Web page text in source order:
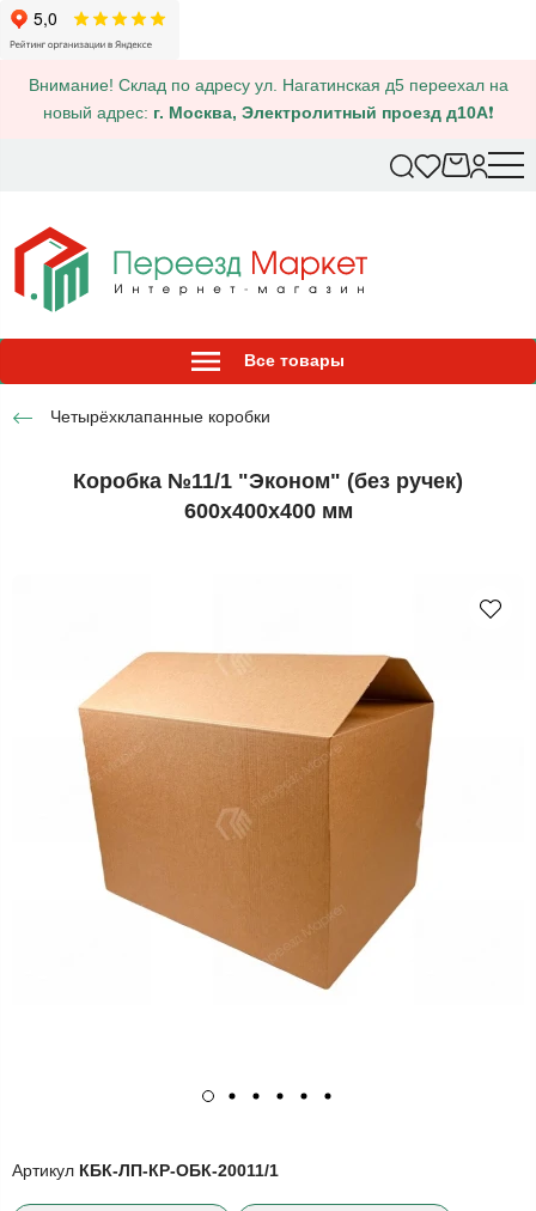
Внимание! Склад по адресу ул. Нагатинская д5 переехал на
новый адрес: г. Москва, Электролитный проезд д10А❗
Все товары
Четырёхклапанные коробки
Коробка №11/1 "Эконом" (без ручек)
600х400х400 мм
Артикул КБК-ЛП-КР-ОБК-20011/1